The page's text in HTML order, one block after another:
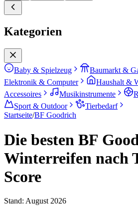
Kategorien
Baby & Spielzeug Baumarkt &
Elektronik & Computer
Haushalt &
Accessoires
Musikinstrumente
Sport & Outdoor
Tierbedarf
Startseite/BF Goodrich
Die besten BF
Winterreifen nach
Score
Stand: August 2026